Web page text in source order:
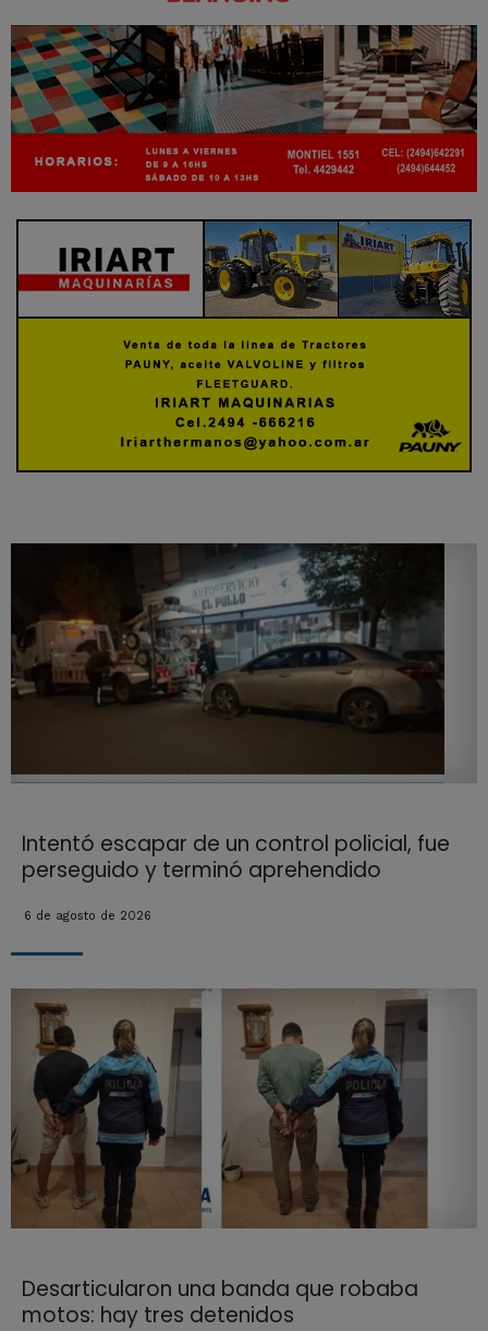
Intentó escapar de un control policial, fue
perseguido y terminó aprehendido
6 de agosto de 2026
Desarticularon una banda que robaba
motos: hay tres detenidos